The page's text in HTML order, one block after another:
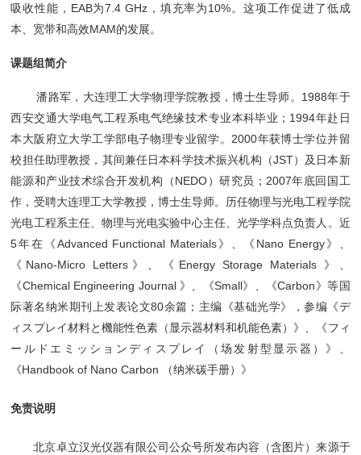
吸收性能，EAB为7.4 GHz，填充率为10%。这项工作促进了低成
本、宽带和高效MAM的发展。
课题组简介
潘路军，大连理工大学物理学院教授，博士生导师。1988年于
西安交通大学电气工程系电气绝缘技术专业本科毕业；1994年赴日
本大阪府立大学工学部电子物理专业留学。2000年获博士学位并留
校担任助理教授，其间兼任日本科学技术振兴机构（JST）及日本新
能源和产业技术综合开发机构（NEDO）研究员；2007年底回国工
作，受聘大连理工大学教授，博士生导师。历任物理与光电工程学院
光电工程系主任、物理与光电实验中心主任、光学学科点负责人。近
5年在《Advanced Functional Materials》、《Nano Energy》、
《Nano-Micro Letters》、《Energy Storage Materials 》、
《Chemical Engineering Journal 》、《Small》、《Carbon》等国
际著名纳米期刊上发表论文80余篇；主编《基础光学》，参编《デ
ィスプレイ材料と機能性色素（显示器材料和机能色素）》、《フィ
ールドエミッションディスプレイ（场发射型显示器）》、
《Handbook of Nano Carbon （纳米碳手册）》
免责说明
北京卓立汉光仪器有限公司公众号所发布内容（含图片）来源于